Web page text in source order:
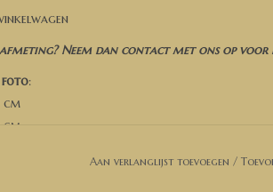
Neem dan contact met ons op voor
foto:
Aan verlanglijst toevoegen /